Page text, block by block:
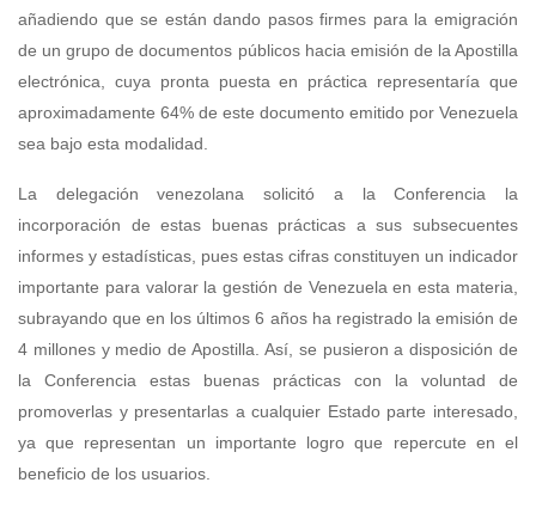
añadiendo que se están dando pasos firmes para la emigración
de un grupo de documentos públicos hacia emisión de la Apostilla
electrónica, cuya pronta puesta en práctica representaría que
aproximadamente 64% de este documento emitido por Venezuela
sea bajo esta modalidad.
La delegación venezolana solicitó a la Conferencia la
incorporación de estas buenas prácticas a sus subsecuentes
informes y estadísticas, pues estas cifras constituyen un indicador
importante para valorar la gestión de Venezuela en esta materia,
subrayando que en los últimos 6 años ha registrado la emisión de
4 millones y medio de Apostilla. Así, se pusieron a disposición de
la Conferencia estas buenas prácticas con la voluntad de
promoverlas y presentarlas a cualquier Estado parte interesado,
ya que representan un importante logro que repercute en el
beneficio de los usuarios.